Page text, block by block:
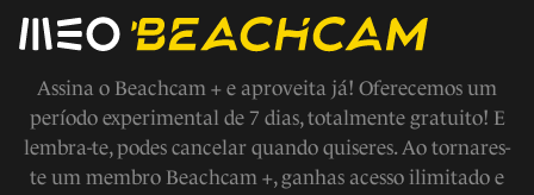
Assina o Beachcam + e aproveita já! Oferecemos um
período experimental de 7 dias, totalmente gratuito! E
lembra-te, podes cancelar quando quiseres. Ao tornares-
te um membro Beachcam +, ganhas acesso ilimitado e